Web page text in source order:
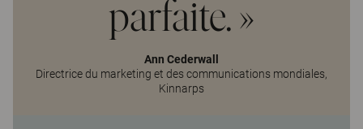
parfaite. »
Ann Cederwall
Directrice du marketing et des communications mondiales,
Kinnarps